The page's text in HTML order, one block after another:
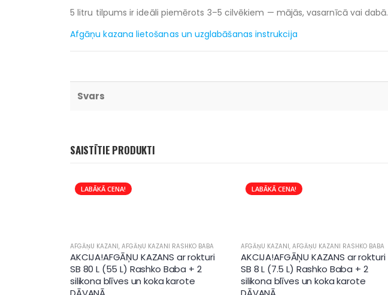
5 litru tilpums ir ideāli piemērots 3–5 cilvēkiem — mājās, vasarnīcā vai dabā.
Afgāņu kazana lietošanas un uzglabāšanas instrukcija
Svars
SAISTĪTIE PRODUKTI
LABĀKĀ CENA!
AFGĀŅU KAZANI, AFGĀŅU KAZANI RASHKO BABA
AKCIJA!AFGĀŅU KAZANS ar rokturi
SB 80 L (55 L) Rashko Baba + 2
silikona blīves un koka karote
LABĀKĀ CENA!
AFGĀŅU KAZANI, AFGĀŅU KAZANI RASHKO BABA
AKCIJA!AFGĀŅU KAZANS ar rokturi
SB 8 L (7.5 L) Rashko Baba + 2
silikona blīves un koka karote